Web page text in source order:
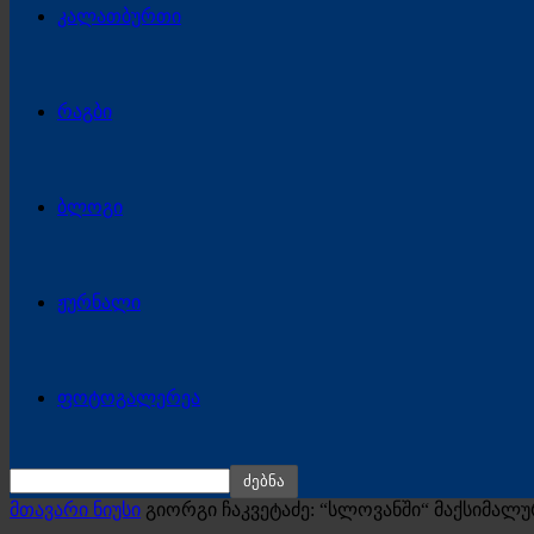
კალათბურთი
რაგბი
ბლოგი
ჟურნალი
ფოტოგალერეა
მთავარი ნიუსი გიორგი ჩაკვეტაძე: “სლოვანში“